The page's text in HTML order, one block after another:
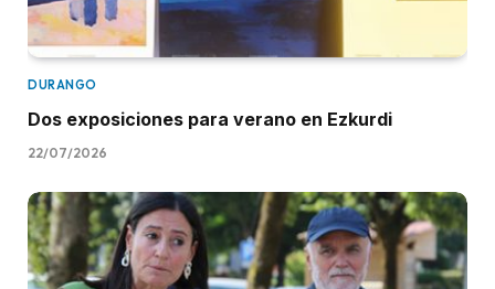
DURANGO
Dos exposiciones para verano en Ezkurdi
22/07/2026